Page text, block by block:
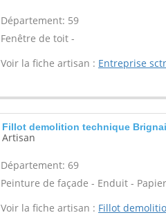
Département: 59
Fenêtre de toit -
Voir la fiche artisan : Entreprise
Fillot demolition technique
Artisan
Département: 69
Peinture de façade - Enduit -
Voir la fiche artisan : Fillot